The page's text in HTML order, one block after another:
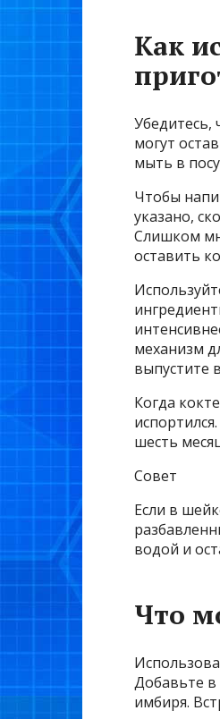
Как
Убедитесь,
могут
мыть в
Чтобы
указано,
Слишком
оставить
механизм
выпустите
Когда
шесть
Совет
Если в
водой и
Что
Добавьте в
имбиря.